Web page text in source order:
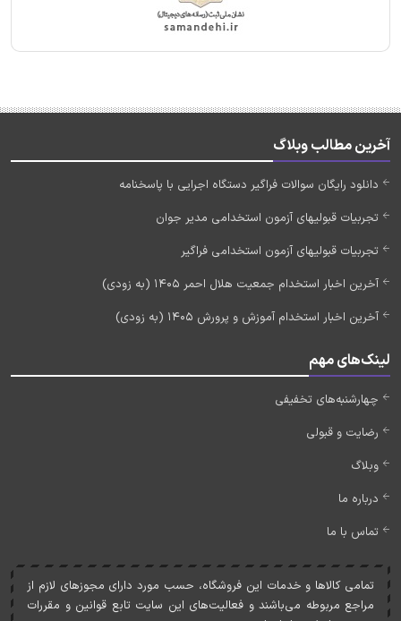
آخرین مطالب وبلاگ
دانلود رایگان سوالات فراگیر دستگاه اجرایی با پاسخنامه
تجربیات قبولیهای آزمون استخدامی مدیر جوان
تجربیات قبولیهای آزمون استخدامی فراگیر
آخرین اخبار استخدام جمعیت هلال احمر 1405 (به زودی)
آخرین اخبار استخدام آموزش و پرورش 1405 (به زودی)
لینک‌های مهم
چهارشنبه‌های تخفیفی
رضایت و قبولی
وبلاگ
درباره ما
تماس با ما
تمامی کالاها و خدمات اين فروشگاه، حسب مورد دارای مجوزهای لازم از
مراجع مربوطه می‌باشند و فعاليت‌های اين سايت تابع قوانين و مقررات